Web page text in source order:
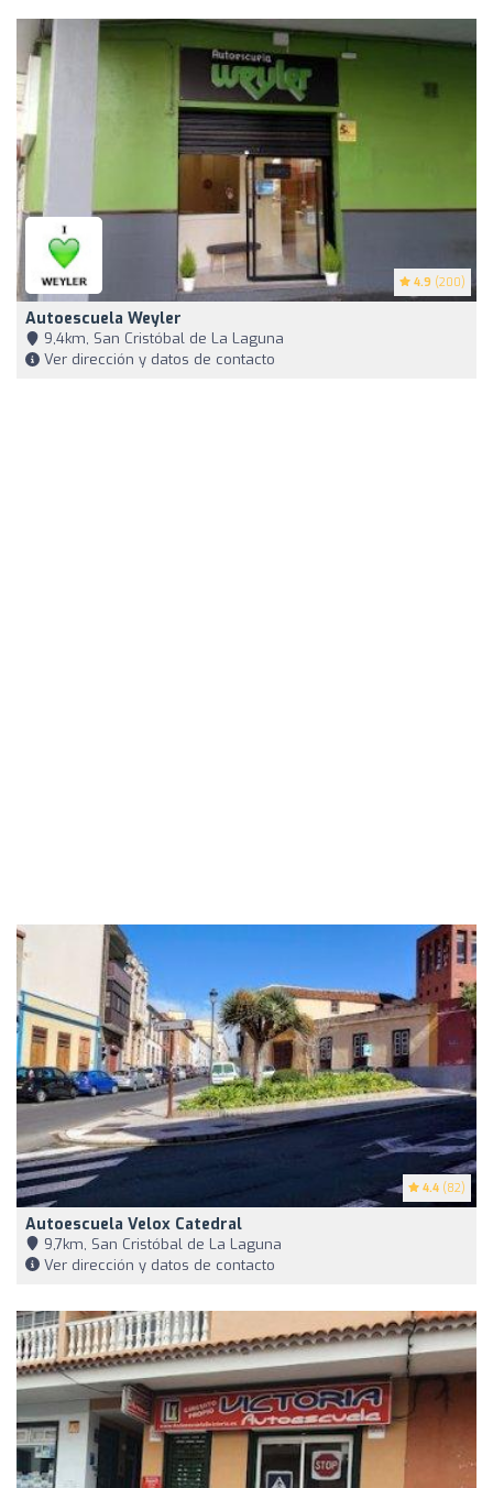
4.9 (200)
Autoescuela Weyler
9,4km, San Cristóbal de La Laguna
Ver dirección y datos de contacto
4.4 (82)
Autoescuela Velox Catedral
9,7km, San Cristóbal de La Laguna
Ver dirección y datos de contacto